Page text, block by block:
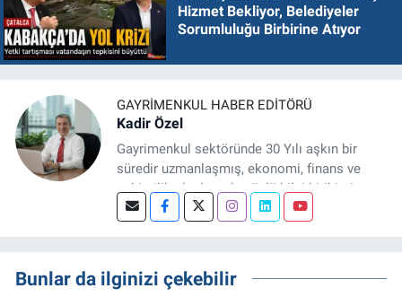
Hizmet Bekliyor, Belediyeler
Sorumluluğu Birbirine Atıyor
GAYRIMENKUL HABER EDITÖRÜ
Kadir Özel
Gayrimenkul sektöründe 30 Yılı aşkın bir
süredir uzmanlaşmış, ekonomi, finans ve
şehircilik alanlarında güçlü bilgi birikimine
sahip, dijital medya odaklı deneyimli bir
projeleri üzerine haber, analiz ve özel
dosyalar hazırlama konusunda yetkinim.
Bunlar da ilginizi çekebilir